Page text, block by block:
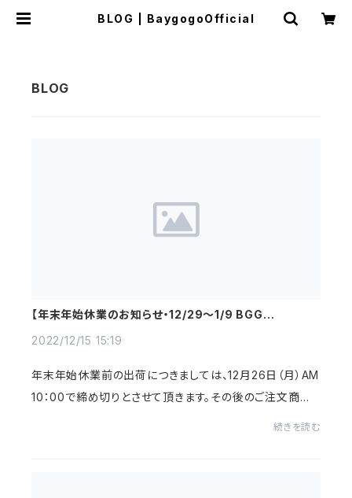
BLOG | BaygogoOfficial
【年末年始休業のお知らせ・12/29〜1/9 BGG
2022/12/15 15:19
年末年始休業前の出荷につきましては、12月26日（月）AM
10：00で締め切りとさせて頂きます。その後のご注文商品
続きを読む